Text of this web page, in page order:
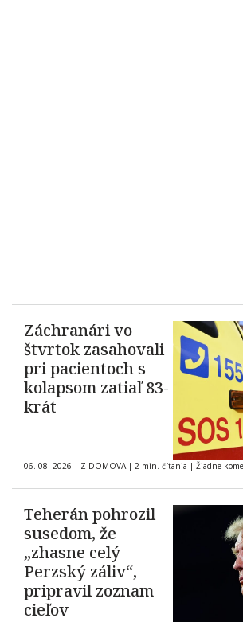
Záchranári vo
štvrtok zasahovali
pri pacientoch s
kolapsom zatiaľ 83-
krát
06. 08. 2026 | Z DOMOVA | 2 min. čítania | Žiadne
Teherán pohrozil
susedom, že
„zhasne celý
Perzský záliv“,
pripravil zoznam
cieľov